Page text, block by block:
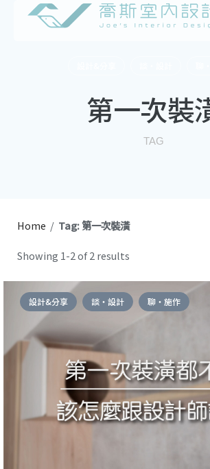
第一次裝
TAG
Home / Tag: 第一次裝潢
Showing 1-2 of 2 results
設計&分享 談・設計 聊・施作